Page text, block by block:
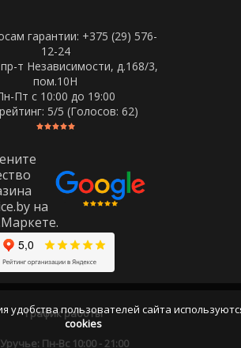
гарантии: +375 (29) 576-
12-24
т Независимости, д.168/3,
пом.10Н
Пт c 10:00 до 19:00
5/5 (Голосов: 62)
График работы
Уручье: Пн-Вс 10:00 - 21:00
удобства пользователей сайта
cookies